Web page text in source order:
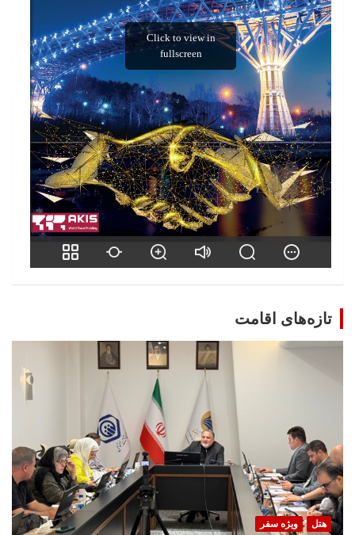
تازه‌های اقامت
هتل ویژه سفر